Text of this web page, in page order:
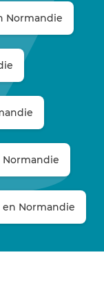
Normandie
Normandie